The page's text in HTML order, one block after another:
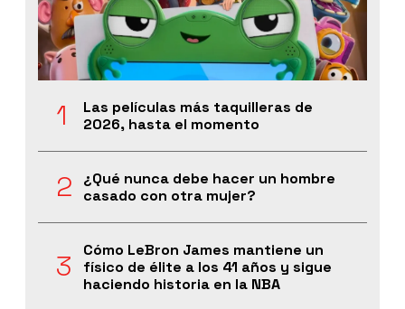
Las películas más taquilleras de
2026, hasta el momento
¿Qué nunca debe hacer un hombre
casado con otra mujer?
Cómo LeBron James mantiene un
físico de élite a los 41 años y sigue
haciendo historia en la NBA